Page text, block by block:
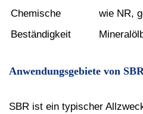
Chemische
Beständigkeit
wie NR,
Anwendungsgebiete von SBR
SBR ist ein typischer